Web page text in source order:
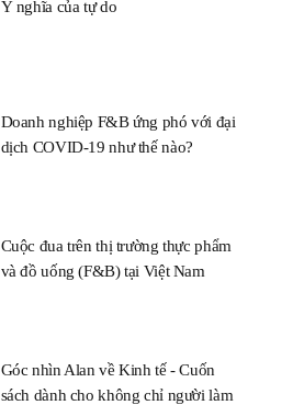
Ý nghĩa của tự do
Doanh nghiệp F&B ứng phó với đại
dịch COVID-19 như thế nào?
Cuộc đua trên thị trường thực phẩm
và đồ uống (F&B) tại Việt Nam
Góc nhìn Alan về Kinh tế - Cuốn
sách dành cho không chỉ người làm